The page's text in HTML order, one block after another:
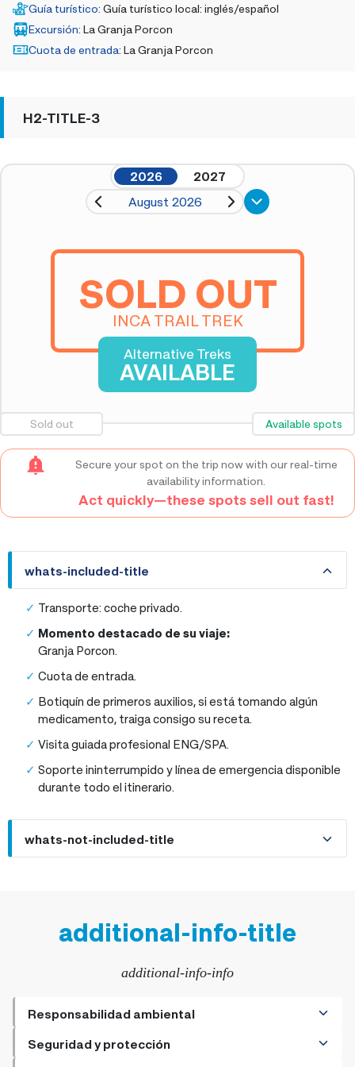
Guía turístico: Guía turístico local: inglés/español
Excursión: La Granja Porcon
Cuota de entrada: La Granja Porcon
H2-TITLE-3
2026
2027
August 2026
SOLD OUT
INCA TRAIL TREK
Alternative Treks
AVAILABLE
Sold out Available spots
Secure your spot on the trip now with our real-time
availability information.
Act quickly—these spots sell out fast!
whats-included-title
whats-included-title
Transporte: coche privado.
Momento destacado de su viaje:
Granja Porcon.
Cuota de entrada.
Botiquín de primeros auxilios, si está tomando algún
medicamento, traiga consigo su receta.
Visita guiada profesional ENG/SPA.
Soporte ininterrumpido y línea de emergencia disponible
durante todo el itinerario.
whats-not-included-title
additional-info-title
additional-info-info
Responsabilidad ambiental
+ Cómo ser un viajero responsable
Seguridad y protección